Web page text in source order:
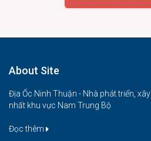
About Site
Địa Ốc Ninh Thuận - Nhà phát triển,
nhất khu vực Nam Trung Bộ
Đọc thêm